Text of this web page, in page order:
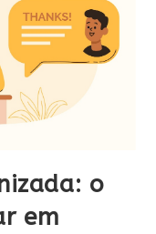
o
em